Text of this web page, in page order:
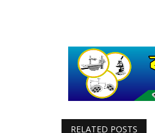
RELATED POSTS